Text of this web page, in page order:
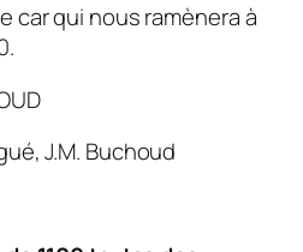
car qui nous ramènera à
J.M. Buchoud